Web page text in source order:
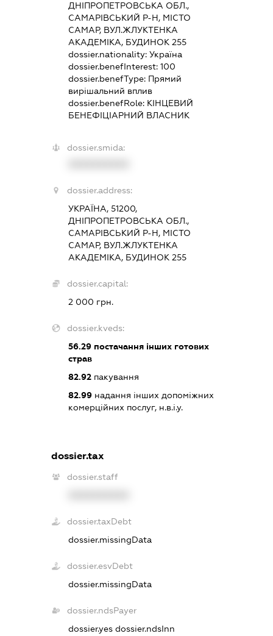
ДНІПРОПЕТРОВСЬКА ОБЛ.,
САМАРІВСЬКИЙ Р-Н, МІСТО
САМАР, ВУЛ.ЖЛУКТЕНКА
АКАДЕМІКА, БУДИНОК 255
dossier.nationality:Україна
dossier.benefInterest:100
dossier.benefType: Прямий
вирішальний вплив
dossier.benefRole: КІНЦЕВИЙ
БЕНЕФІЦІАРНИЙ ВЛАСНИК
dossier.smida:
dossier.address:
УКРАЇНА, 51200,
ДНІПРОПЕТРОВСЬКА ОБЛ.,
САМАРІВСЬКИЙ Р-Н, МІСТО
САМАР, ВУЛ.ЖЛУКТЕНКА
АКАДЕМІКА, БУДИНОК 255
dossier.capital:
2 000 грн.
dossier.kveds:
56.29 постачання інших готових
страв
82.92 пакування
82.99 надання інших допоміжних
комерційних послуг, н.в.і.у.
dossier.tax
dossier.staff
dossier.taxDebt
dossier.missingData
dossier.esvDebt
dossier.missingData
dossier.ndsPayer
dossier.yesdossier.ndsInn